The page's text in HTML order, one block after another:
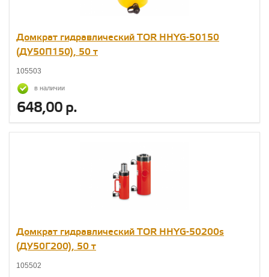
Домкрат гидравлический TOR HHYG-50150
(ДУ50П150), 50 т
105503
в наличии
648,00 р.
Домкрат гидравлический TOR HHYG-50200s
(ДУ50Г200), 50 т
105502